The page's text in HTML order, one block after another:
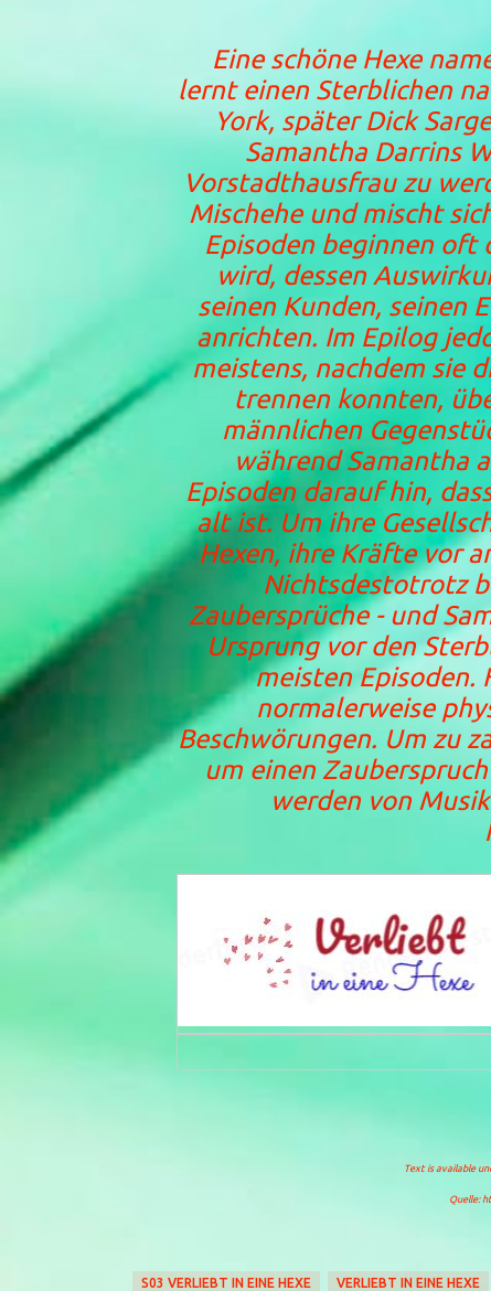
Eine schöne Hexe
lernt einen Sterblichen
York, später Dick
Samantha Darrins
Vorstadthausfrau zu
Mischehe und mischt
Episoden beginnen oft
wird, dessen
seinen Kunden, seinen
anrichten. Im Epilog
meistens, nachdem sie
trennen konnten,
männlichen
während Samantha
Episoden darauf hin,
alt ist. Um ihre
Hexen, ihre Kräfte vor
Nichtsdestotrotz
Zaubersprüche - und
Ursprung vor den
meisten Episoden.
normalerweise
Beschwörungen. Um zu
um einen
werden von
Text is available
Quelle:
S03 VERLIEBT IN EINE HEXE VERLIEBT IN EINE HEXE